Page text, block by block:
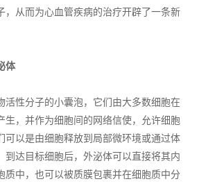
，从而为心血管疾病的治疗开辟了一条新
体
活性分子的小囊泡，它们由大多数细胞在
生，并作为细胞间的网络信使，允许细胞
可以是由细胞释放到局部微环境或通过体
到达目标细胞后，外泌体可以直接将其内
质中，也可以被质膜包裹并在细胞质中分